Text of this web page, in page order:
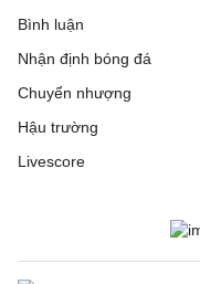
Bình luận
Nhận định bóng đá
Chuyển nhượng
Hậu trường
Livescore